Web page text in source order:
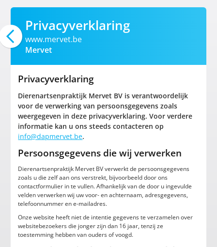
Privacyverklaring
www.mervet.be
Mervet
Privacyverklaring
Dierenartsenpraktijk Mervet BV is verantwoordelijk
voor de verwerking van persoonsgegevens zoals
weergegeven in deze privacyverklaring. Voor verdere
informatie kan u ons steeds contacteren op
info@dapmervet.be.
Persoonsgegevens die wij verwerken
Dierenartsenpraktijk Mervet BV verwerkt de persoonsgegevens
zoals u die zelf aan ons verstrekt, bijvoorbeeld door ons
contactformulier in te vullen. Afhankelijk van de door u ingevulde
velden verwerken wij uw voor- en achternaam, adresgegevens,
telefoonnummer en e-mailadres.
Onze website heeft niet de intentie gegevens te verzamelen over
websitebezoekers die jonger zijn dan 16 jaar, tenzij ze
toestemming hebben van ouders of voogd.